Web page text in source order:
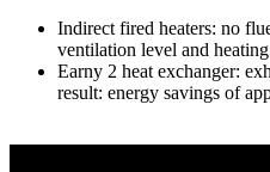
Indirect fired heaters: no
ventilation level and
Earny 2 heat exchanger:
result: energy savings of